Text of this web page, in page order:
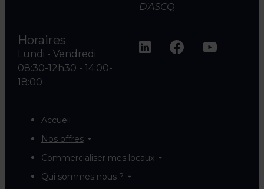
D'ASCQ
Horaires
Lundi - Vendredi
08:30-12h30 - 14:00-
18:00
Accueil
Nos offres
Commercialiser mes locaux
Qui sommes nous ?